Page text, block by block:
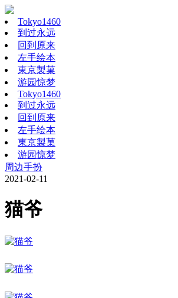
Tokyo1460
到过永远
回到原来
左手绘本
東京製菓
游园惊梦
Tokyo1460
到过永远
回到原来
左手绘本
東京製菓
游园惊梦
周边手扮
2021-02-11
猫爷